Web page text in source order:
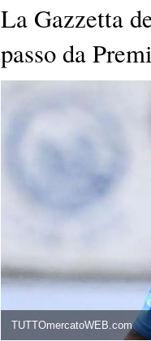
La Gazzetta
passo da
TUTTOmercatoWEB.com